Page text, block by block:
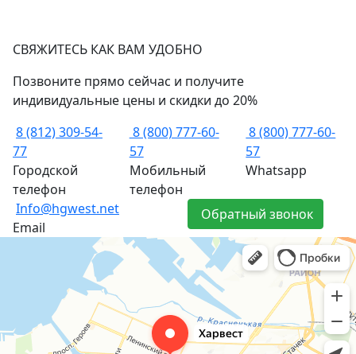
СВЯЖИТЕСЬ КАК ВАМ УДОБНО
Позвоните прямо сейчас и получите
индивидуальные цены и скидки до 20%
8 (812) 309-54-
77
Городской
телефон
8 (800) 777-60-
57
Мобильный
телефон
8 (800) 777-60-
57
Whatsapp
Info@hgwest.net
Email
Обратный звонок